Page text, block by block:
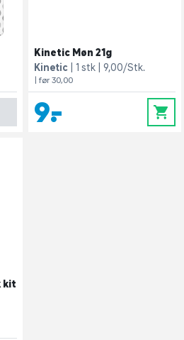
Kinetic Møn 21g
Kinetic
1 stk 9,00/Stk.
| før 30,00
9,- 0
kit